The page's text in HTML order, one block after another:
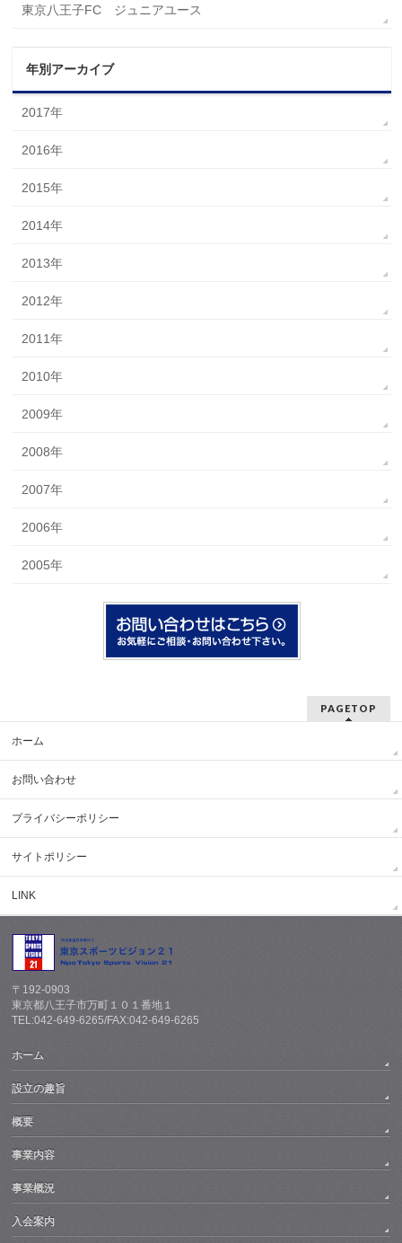
東京八王子FC ジュニアユース
年別アーカイブ
2017年
2016年
2015年
2014年
2013年
2012年
2011年
2010年
2009年
2008年
2007年
2006年
2005年
PAGETOP
ホーム
お問い合わせ
プライバシーポリシー
サイトポリシー
LINK
〒192-0903
東京都八王子市万町１０１番地１
TEL:042-649-6265/FAX:042-649-6265
ホーム
設立の趣旨
概要
事業内容
事業概況
入会案内